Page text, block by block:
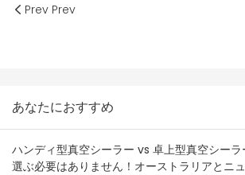
Prev Prev
あなたにおすすめ
ハンディ型真空シーラー vs 卓上型真空シー
選ぶ必要はありません！オーストラリアとニ